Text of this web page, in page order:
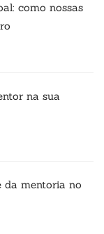
como nossas
na sua
mentoria no